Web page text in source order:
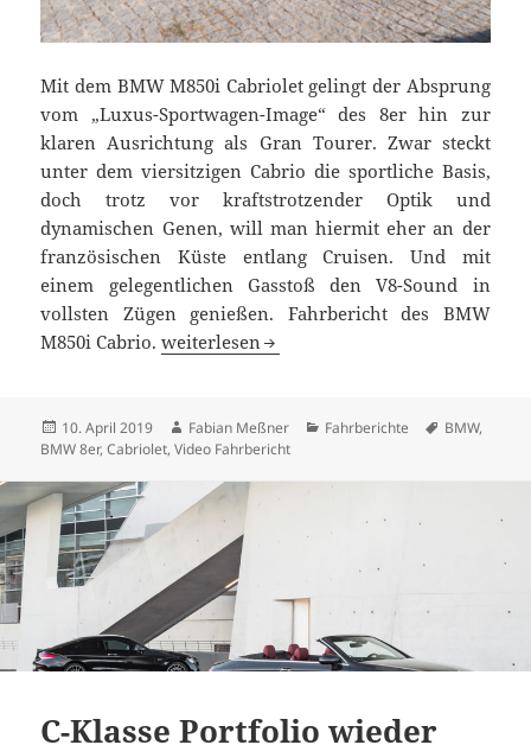
Mit dem BMW M850i Cabriolet gelingt der Absprung
vom „Luxus-Sportwagen-Image“ des 8er hin zur
klaren Ausrichtung als Gran Tourer. Zwar steckt
unter dem viersitzigen Cabrio die sportliche Basis,
doch trotz vor kraftstrotzender Optik und
dynamischen Genen, will man hiermit eher an der
französischen Küste entlang Cruisen. Und mit
einem gelegentlichen Gasstoß den V8-Sound in
vollsten Zügen genießen. Fahrbericht des BMW
M850i Cabrio.BMW M850i Cabrio Test: offener V8-
weiterlesen
Veröffentlicht
am
10. April 2019 Autor
Fabian Meßner Kategorien
Fahrberichte Schlagwörter
BMW,
BMW 8er,Cabriolet,Video Fahrbericht
C-Klasse Portfolio wieder